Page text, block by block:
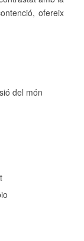
ofereix
del món